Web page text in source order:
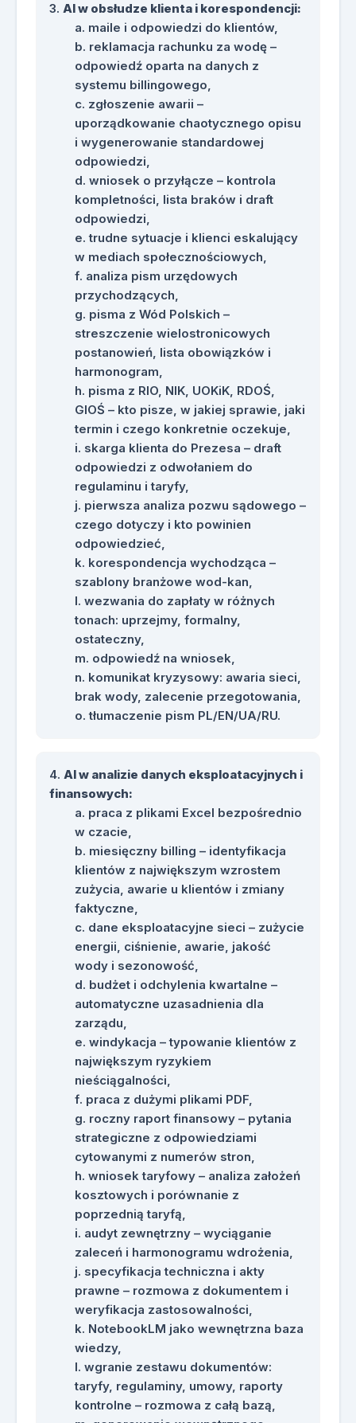
zapłaty, pism do dewelopera,
komunikatów kryzysowych i
tłumaczeń pism.
Zestaw case studies pokazujących
zastosowanie AI w analizie danych
eksploatacyjnych i finansowych.
Przykłady pracy z plikami Excel
bezpośrednio w czacie, w tym
analiza billingu, awarii sieci,
kosztów energii, budżetu i
windykacji.
Przykłady promptów do tworzenia
formuł, dashboardów, tabel
porównawczych i raportów
zarządczych.
Materiały dotyczące pracy z dużymi
plikami PDF, raportami,
dokumentami technicznymi,
procedurami i aktami prawnymi.
Przykłady zastosowania
NotebookLM jako wewnętrznej bazy
wiedzy organizacji.
Przykłady wykorzystania AI do
tworzenia i aktualizacji procedur
oraz instrukcji stanowiskowych.
Przykłady promptów do analizy
zaleceń pokontrolnych, tworzenia
procedury od zera oraz
sprawdzania spójności
dokumentów wewnętrznych.
Przykłady wykorzystania AI do
analizy umów z kontrahentami,
porównywania ofert wykonawczych
i przygotowywania uwag do umów.
Scenariusze symulacji trudnych
rozmów z klientem, deweloperem,
urzędnikiem kontrolującym oraz
dziennikarzem.
z wirtualnym klientem.
Przykład promptu do uzyskania
feedbacku po rozmowie próbnej.
Instrukcje tworzenia firmowych
Asystentów AI dla działu BOK,
działu eksploatacji oraz zarządu.
Przykładowe instrukcje systemowe
do skonfigurowania Asystenta AI
dla Biura Obsługi Klienta.
Przykładowe instrukcje systemowe
do skonfigurowania Asystenta AI
dla działu eksploatacji.
Przykładowe instrukcje systemowe
do skonfigurowania Asystenta AI
dla zarządu i kadry kierowniczej.
Listy przykładowych dokumentów,
które można wykorzystać jako bazę
wiedzy dla firmowych Asystentów
AI.
Przykłady dodatkowych
zastosowań ChatGPT w
laboratorium, HR, komunikacji,
analizie opinii, wsparciu
technicznym i tworzeniu materiałów
wewnętrznych.
Praktyczne inspiracje do dalszego
wdrażania AI w codziennej pracy
spółki wodociągowo-kanalizacyjnej.
AI w obsłudze klienta i korespondencji:
maile i odpowiedzi do klientów,
reklamacja rachunku za wodę –
odpowiedź oparta na danych z
systemu billingowego,
zgłoszenie awarii –
uporządkowanie chaotycznego opisu
i wygenerowanie standardowej
odpowiedzi,
wniosek o przyłącze – kontrola
kompletności, lista braków i draft
odpowiedzi,
trudne sytuacje i klienci eskalujący
w mediach społecznościowych,
analiza pism urzędowych
przychodzących,
pisma z Wód Polskich –
streszczenie wielostronicowych
postanowień, lista obowiązków i
harmonogram,
pisma z RIO, NIK, UOKiK, RDOŚ,
GIOŚ – kto pisze, w jakiej sprawie, jaki
termin i czego konkretnie oczekuje,
skarga klienta do Prezesa – draft
odpowiedzi z odwołaniem do
regulaminu i taryfy,
pierwsza analiza pozwu sądowego –
czego dotyczy i kto powinien
odpowiedzieć,
korespondencja wychodząca –
szablony branżowe wod-kan,
wezwania do zapłaty w różnych
tonach: uprzejmy, formalny,
ostateczny,
odpowiedź na wniosek,
komunikat kryzysowy: awaria sieci,
brak wody, zalecenie przegotowania,
tłumaczenie pism PL/EN/UA/RU.
AI w analizie danych eksploatacyjnych i
finansowych:
praca z plikami Excel bezpośrednio
w czacie,
miesięczny billing – identyfikacja
klientów z największym wzrostem
zużycia, awarie u klientów i zmiany
faktyczne,
dane eksploatacyjne sieci – zużycie
energii, ciśnienie, awarie, jakość
wody i sezonowość,
budżet i odchylenia kwartalne –
automatyczne uzasadnienia dla
zarządu,
windykacja – typowanie klientów z
największym ryzykiem
nieściągalności,
praca z dużymi plikami PDF,
roczny raport finansowy – pytania
strategiczne z odpowiedziami
cytowanymi z numerów stron,
wniosek taryfowy – analiza założeń
kosztowych i porównanie z
poprzednią taryfą,
audyt zewnętrzny – wyciąganie
zaleceń i harmonogramu wdrożenia,
specyfikacja techniczna i akty
prawne – rozmowa z dokumentem i
weryfikacja zastosowalności,
NotebookLM jako wewnętrzna baza
wiedzy,
wgranie zestawu dokumentów:
taryfy, regulaminy, umowy, raporty
kontrolne – rozmowa z całą bazą,